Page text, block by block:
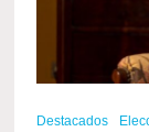
Destacados